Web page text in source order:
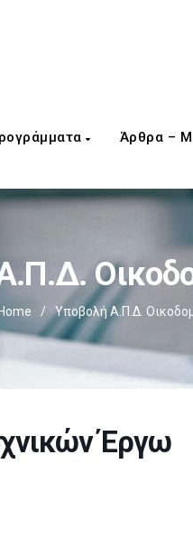
Άρθρα –
Home / Υποβολή Α.Π.Δ.
Έργω